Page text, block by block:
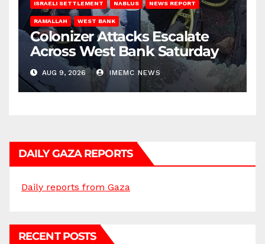
ISRAELI SETTLEMENT NABLUS NEWS REPORT
RAMALLAH WEST BANK
Colonizer Attacks Escalate
Across West Bank Saturday
AUG 9, 2026 IMEMC NEWS
DAILY GAZA REPORTS
Daily reports from Gaza
RECENT POSTS